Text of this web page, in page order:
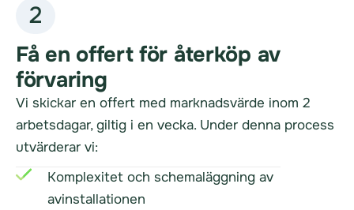
2
Få en offert för återköp av
förvaring
Vi skickar en offert med marknadsvärde inom 2
arbetsdagar, giltig i en vecka. Under denna process
utvärderar vi:
Komplexitet och schemaläggning av
avinstallationen